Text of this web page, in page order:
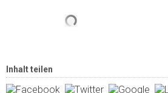
Inhalt teilen